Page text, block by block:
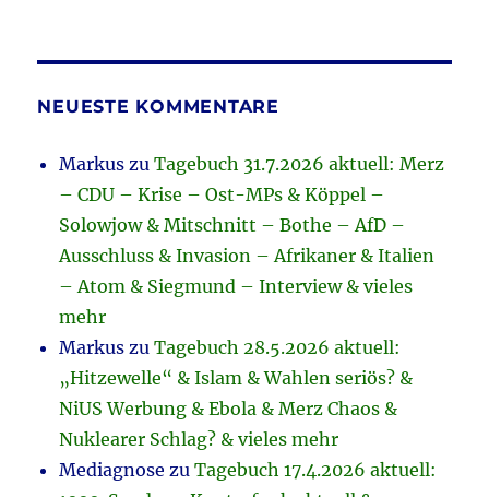
NEUESTE KOMMENTARE
Markus zuTagebuch 31.7.2026 aktuell: Merz
– CDU – Krise – Ost-MPs & Köppel –
Solowjow & Mitschnitt – Bothe – AfD –
Ausschluss & Invasion – Afrikaner & Italien
– Atom & Siegmund – Interview & vieles
mehr
Markus zuTagebuch 28.5.2026 aktuell:
„Hitzewelle“ & Islam & Wahlen seriös? &
NiUS Werbung & Ebola & Merz Chaos &
Nuklearer Schlag? & vieles mehr
Mediagnose zuTagebuch 17.4.2026 aktuell: